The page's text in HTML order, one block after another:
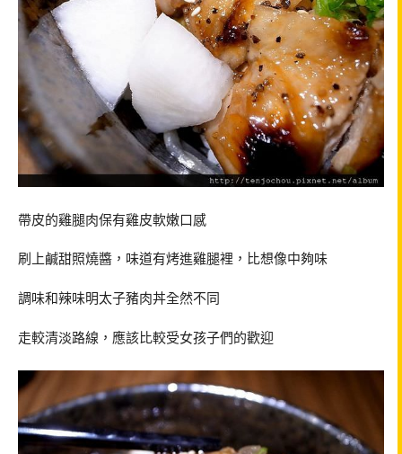
帶皮的雞腿肉保有雞皮軟嫩口感
刷上鹹甜照燒醬，味道有烤進雞腿裡，比想像中夠味
調味和辣味明太子豬肉丼全然不同
走較清淡路線，應該比較受女孩子們的歡迎